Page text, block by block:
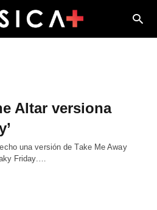
Altar versiona
una versión de Take Me Away
Friday.…